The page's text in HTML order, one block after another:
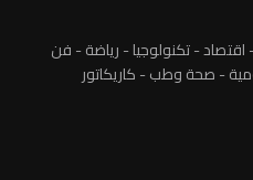
- تكنولوجيا - رياضة - فن
- صحة وطب - كاريكاتور